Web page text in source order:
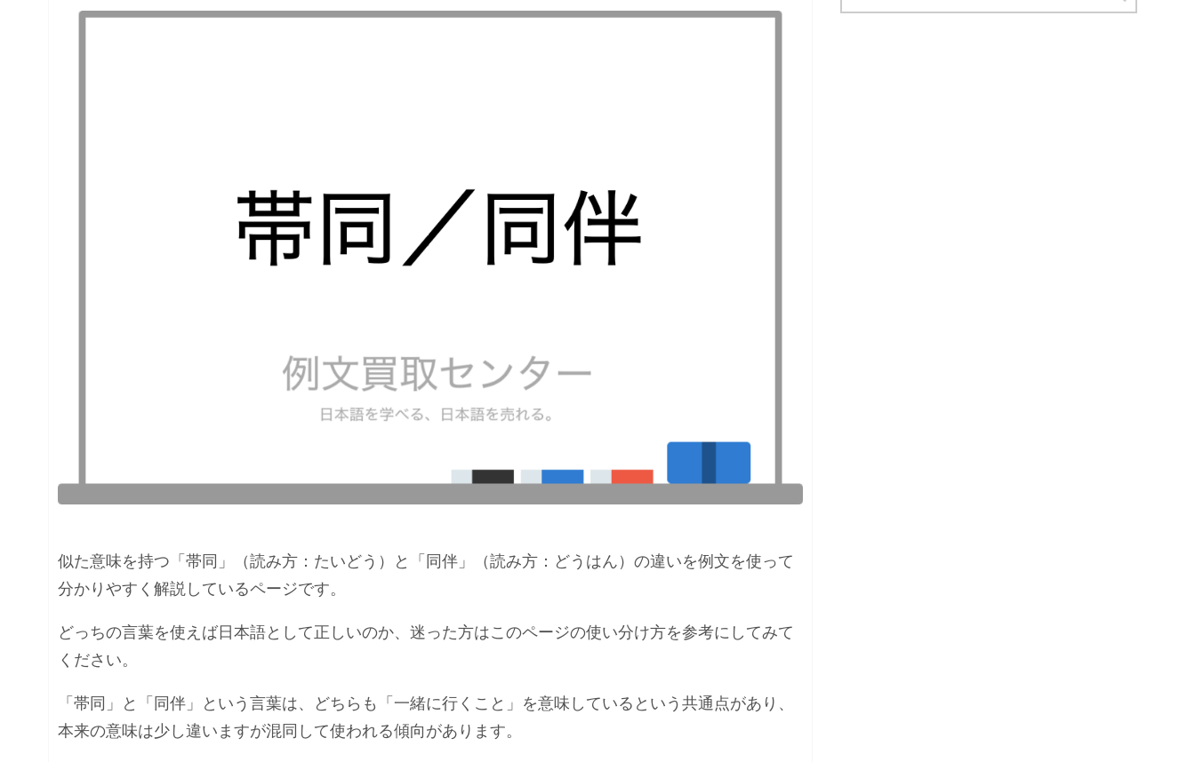
似た意味を持つ「帯同」（読み方：たいどう）と「同伴」（読み方：どうはん）の違いを例文を使って
分かりやすく解説しているページです。
どっちの言葉を使えば日本語として正しいのか、迷った方はこのページの使い分け方を参考にしてみて
ください。
「帯同」と「同伴」という言葉は、どちらも「一緒に行くこと」を意味しているという共通点があり、
本来の意味は少し違いますが混同して使われる傾向があります。